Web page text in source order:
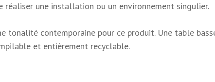
réaliser une installation ou un environnement singulier.
tonalité contemporaine pour ce produit. Une table
et entièrement recyclable.